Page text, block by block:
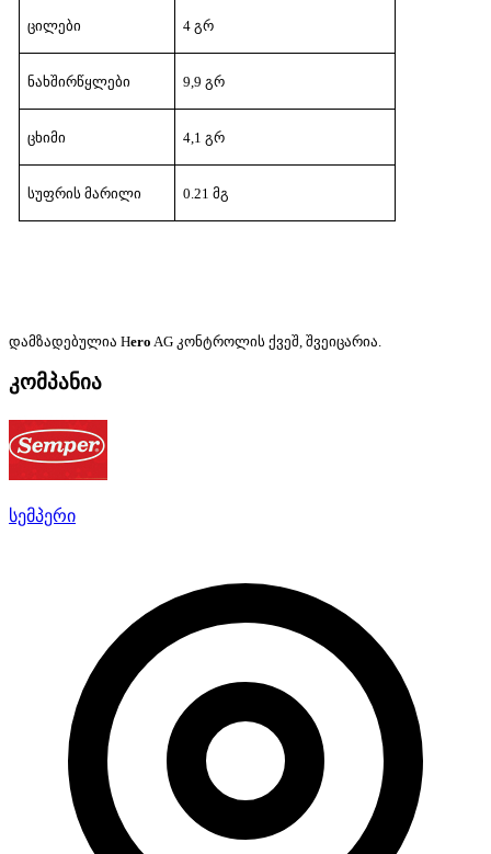
ცილები 4გრ
ნახშირწყლები 9,9გრ
ცხიმი 4,1გრ
სუფრის მარილი 0.21მგ
დამზადებულია Hero AG კონტროლის ქვეშ შვეიცარია
კომპანია
სემპერი